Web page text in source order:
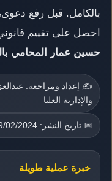
بالكامل. قبل رفع
احصل على تقييم
حسين عمار المحامي
✍️ إعداد ومراجعة:
والإدارية العليا
📅 تاريخ النشر: 19/02/2024
خبرة عملية طويلة